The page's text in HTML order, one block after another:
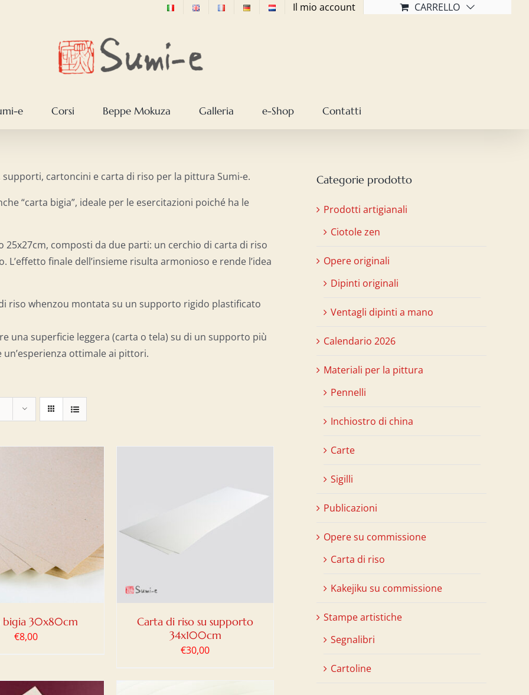
Il mio account CARRELLO
e Corsi Beppe Mokuza Galleria e-Shop Contatti
cartoncini e carta di riso per la pittura Sumi-e.
“carta bigia”, ideale per le esercitazioni poiché ha le
composti da due parti: un cerchio di carta di riso
finale dell’insieme risulta armonioso e rende l’idea
riso whenzou montata su un supporto rigido plastificato
una superficie leggera (carta o tela) su di un supporto più
ottimale ai pittori.
bigia 30x80cm
€8,00
/
Carta di riso su supporto
34x100cm
€30,00
Categorie prodotto
Prodotti artigianali
Ciotole zen
Opere originali
Dipinti originali
Ventagli dipinti a mano
Calendario 2026
Materiali per la pittura
Pennelli
Inchiostro di china
Carte
Sigilli
Publicazioni
Opere su commissione
Carta di riso
Kakejiku su commissione
Stampe artistiche
Segnalibri
Cartoline